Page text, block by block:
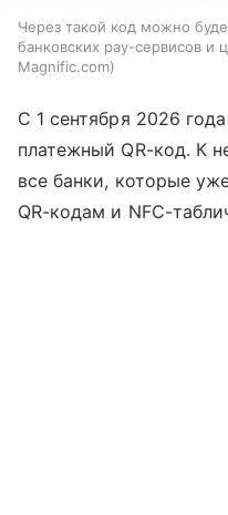
Через такой код можно
банковских pay-сервисов и
Magnific.com
С 1 сентября 2026
платежный QR-код. К
все банки, которые
QR-кодам и NFC-